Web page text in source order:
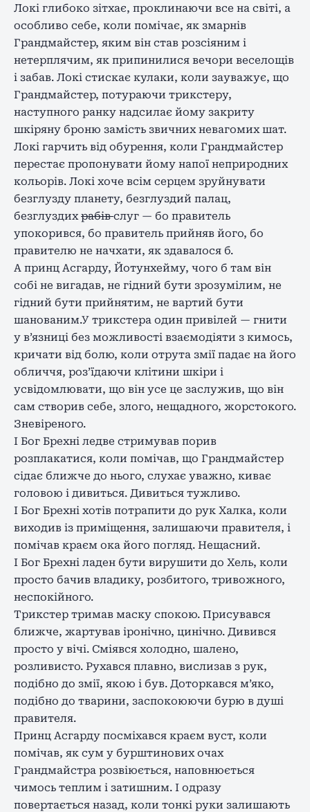
Локі глибоко зітхає, проклинаючи все на світі, а
особливо себе, коли помічає, як змарнів
Грандмайстер, яким він став розсіяним і
нетерплячим, як припинилися вечори веселощів
і забав. Локі стискає кулаки, коли зауважує, що
Грандмайстер, потураючи трикстеру,
наступного ранку надсилає йому закриту
шкіряну броню замість звичних невагомих шат.
Локі гарчить від обурення, коли Грандмайстер
перестає пропонувати йому напої неприродних
кольорів. Локі хоче всім серцем зруйнувати
безглузду планету, безглуздий палац,
безглуздихрабівслуг — бо правитель
упокорився, бо правитель прийняв його, бо
правителю не начхати, як здавалося б.
А принц Асгарду, Йотунхейму, чого б там він
собі не вигадав, не гідний бути зрозумілим, не
гідний бути прийнятим, не вартий бути
шанованим.У трикстера один привілей — гнити
у в’язниці без можливості взаємодіяти з кимось,
кричати від болю, коли отрута змії падає на його
обличчя, роз’їдаючи клітини шкіри і
усвідомлювати, що він усе це заслужив, що він
сам створив себе, злого, нещадного, жорстокого.
Зневіреного.
І Бог Брехні ледве стримував порив
розплакатися, коли помічав, що Грандмайстер
сідає ближче до нього, слухає уважно, киває
головою і дивиться. Дивиться тужливо.
І Бог Брехні хотів потрапити до рук Халка, коли
виходив із приміщення, залишаючи правителя, і
помічав краєм ока його погляд. Нещасний.
І Бог Брехні ладен бути вирушити до Хель, коли
просто бачив владику, розбитого, тривожного,
неспокійного.
Трикстер тримав маску спокою. Присувався
ближче, жартував іронічно, цинічно. Дивився
просто у вічі. Сміявся холодно, шалено,
розливисто. Рухався плавно, вислизав з рук,
подібно до змії, якою і був. Доторкався м’яко,
подібно до тварини, заспокоюючи бурю в душі
правителя.
Принц Асгарду посміхався краєм вуст, коли
помічав, як сум у бурштиновихочах
Грандмайстра розвіюється, наповнюється
чимось теплим і затишним. І одразу
повертається назад, коли тонкі руки залишають